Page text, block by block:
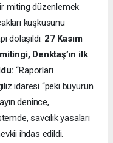
miting düzenlemek
kuşkusunu
dolaşıldı. 27 Kasım
Denktaş’ın ilk
“Raporları
idaresi “peki buyurun
denince,
savcılık yasaları
ihdas edildi.